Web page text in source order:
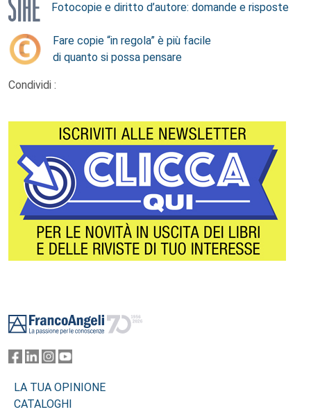
Fotocopie e diritto d’autore: domande e risposte
Fare copie “in regola” è più facile
di quanto si possa pensare
Condividi :
LA TUA OPINIONE
CATALOGHI